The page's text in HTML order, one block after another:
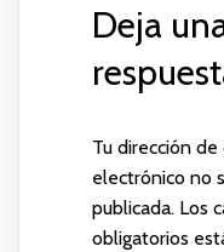
Deja
Tu dirección de
electrónico no
publicada. Los
obligatorios